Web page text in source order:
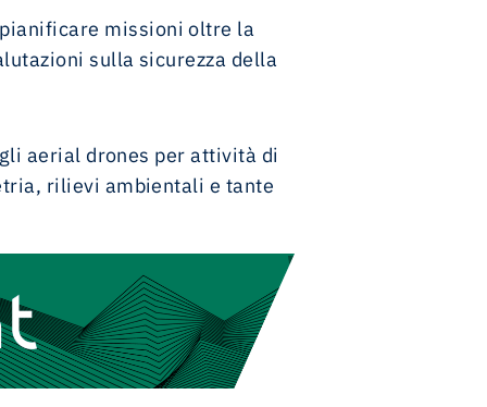
missioni oltre la
sulla sicurezza della
aerial drones per attività di
rilievi ambientali e tante